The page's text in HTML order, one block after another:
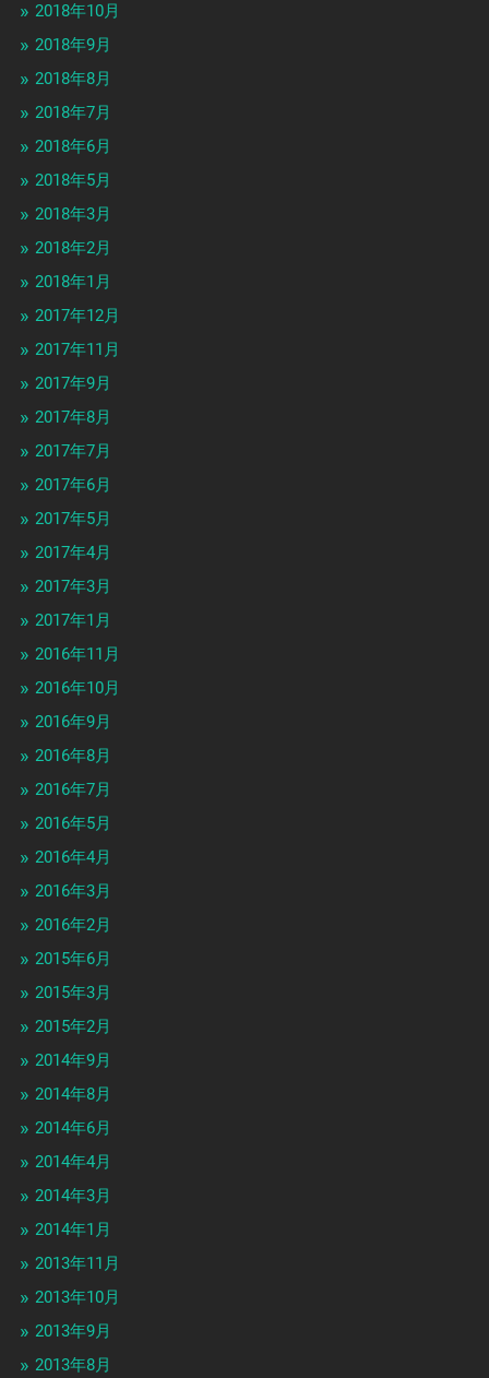
2018年10月
2018年9月
2018年8月
2018年7月
2018年6月
2018年5月
2018年3月
2018年2月
2018年1月
2017年12月
2017年11月
2017年9月
2017年8月
2017年7月
2017年6月
2017年5月
2017年4月
2017年3月
2017年1月
2016年11月
2016年10月
2016年9月
2016年8月
2016年7月
2016年5月
2016年4月
2016年3月
2016年2月
2015年6月
2015年3月
2015年2月
2014年9月
2014年8月
2014年6月
2014年4月
2014年3月
2014年1月
2013年11月
2013年10月
2013年9月
2013年8月